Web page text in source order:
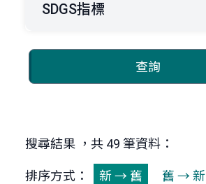
SDGS指標
查詢
搜尋結果 ，共 49 筆資料：
排序方式： 新 → 舊 舊 → 新